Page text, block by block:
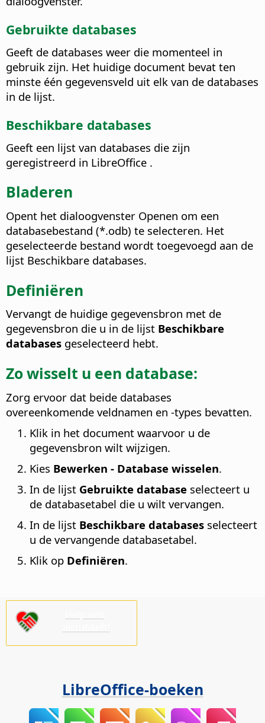
Gebruikte databases
Geeft de databases weer die momenteel in
gebruik zijn. Het huidige document bevat ten
minste één gegevensveld uit elk van de databases
in de lijst.
Beschikbare databases
Geeft een lijst van databases die zijn
geregistreerd in LibreOffice .
Bladeren
Opent het dialoogvenster Openen om een
databasebestand (*.odb) te selecteren. Het
geselecteerde bestand wordt toegevoegd aan de
lijst Beschikbare databases.
Definiëren
Vervangt de huidige gegevensbron met de
gegevensbron die u in de lijst Beschikbare
databases geselecteerd hebt.
Zo wisselt u een database:
Zorg ervoor dat beide databases
overeenkomende veldnamen en -types bevatten.
Klik in het document waarvoor u de
gegevensbron wilt wijzigen.
Kies Bewerken - Database wisselen.
In de lijst Gebruikte database selecteert u
de databasetabel die u wilt vervangen.
In de lijst Beschikbare databases selecteert
u de vervangende databasetabel.
Klik op Definiëren.
LibreOffice-boeken